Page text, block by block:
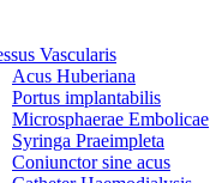
Vascularis
Acus Huberiana
Portus implantabilis
Microsphaerae Embolicae
Syringa Praeimpleta
Coniunctor sine acus